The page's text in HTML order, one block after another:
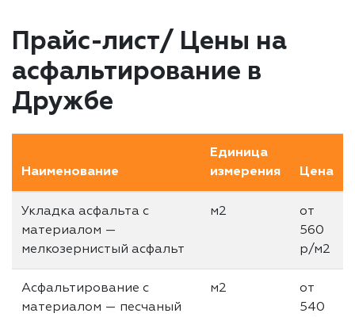
Прайс-лист/ Цены на
асфальтирование в
Дружбе
Наименование
Единица
измерения
Цена
Укладка асфальта с
материалом —
мелкозернистый асфальт
м2
от
560
р/м2
Асфальтирование с
материалом — песчаный
м2
от
540